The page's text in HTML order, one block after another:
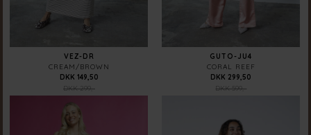
VEZ-DR
CREAM/BROWN
DKK 299,-
DKK 149,50
GUTO-JU4
CORAL REEF
DKK 599,-
DKK 299,50